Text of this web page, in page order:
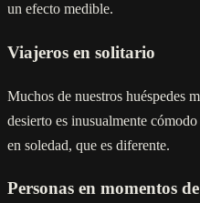
un efecto medible.
Viajeros en solitario
Muchos de nuestros huéspedes
desierto es inusualmente
en soledad, que es diferente.
Personas en momentos